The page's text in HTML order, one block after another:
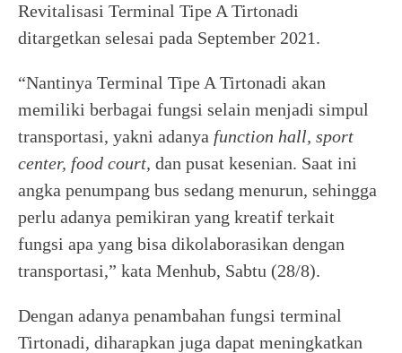
Revitalisasi Terminal Tipe A Tirtonadi
ditargetkan selesai pada September 2021.
“Nantinya Terminal Tipe A Tirtonadi akan
memiliki berbagai fungsi selain menjadi simpul
transportasi, yakni adanya function hall, sport
center, food court, dan pusat kesenian. Saat ini
angka penumpang bus sedang menurun, sehingga
perlu adanya pemikiran yang kreatif terkait
fungsi apa yang bisa dikolaborasikan dengan
transportasi,” kata Menhub, Sabtu (28/8).
Dengan adanya penambahan fungsi terminal
Tirtonadi, diharapkan juga dapat meningkatkan